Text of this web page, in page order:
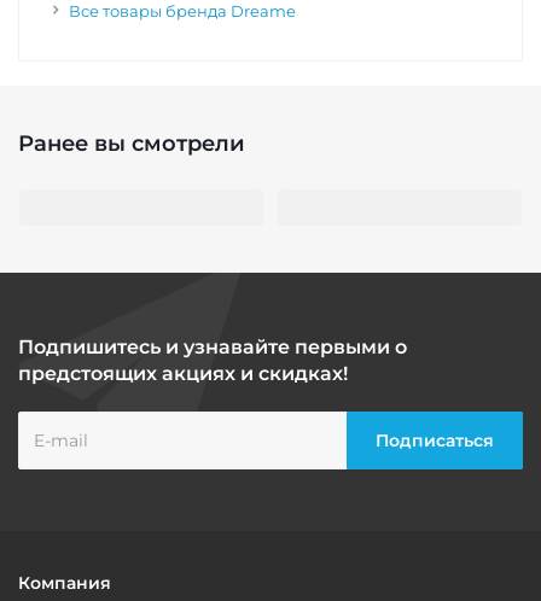
Все товары бренда Dreame
Ранее вы смотрели
Подпишитесь и узнавайте первыми о
предстоящих акциях и скидках!
Компания